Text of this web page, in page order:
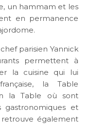
un hammam et les
en permanence
parisien Yannick
permettent à
la cuisine qui lui
la Table
la Table où sont
gastronomiques et
également